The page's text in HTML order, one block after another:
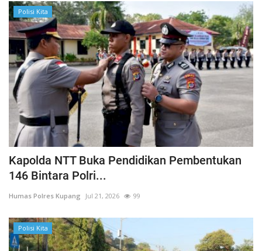
Polisi Kita
Kapolda NTT Buka Pendidikan Pembentukan
146 Bintara Polri...
Humas Polres Kupang Jul 21, 2026 99
Polisi Kita